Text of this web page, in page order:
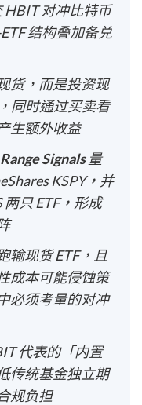
HBIT 对冲比特币
结构叠加备兑
货，而是投资现
同时通过买卖看
生额外收益
Signals量
KSPY，并
只 ETF，形成
输现货 ETF，且
成本可能侵蚀策
必须考量的对冲
代表的「内置
传统基金独立期
规负担